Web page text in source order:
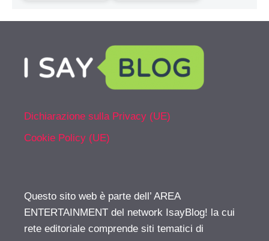
Dichiarazione sulla Privacy (UE)
Cookie Policy (UE)
Questo sito web è parte dell’ AREA
ENTERTAINMENT del network IsayBlog! la cui
rete editoriale comprende siti tematici di